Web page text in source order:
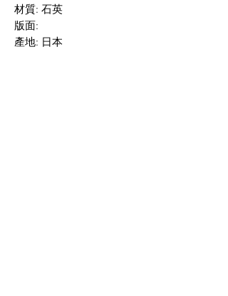
材質: 石英
版面:
產地: 日本